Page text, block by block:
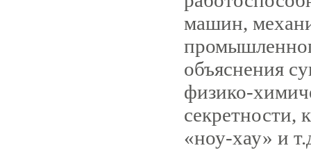
машин,
объяснения
физико-
секретности,
«ноу-хау» и